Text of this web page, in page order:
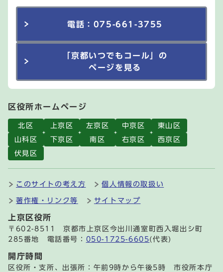
電話：075-661-3755
「京都いつでもコール」の
ページを見る
区役所ホームページ
北区 上京区 左京区 中京区
東山区
山科区
下京区 南区 右京区
西京区
伏見区
このサイトの考え方 個人情報の取扱い
著作権・リンク等 サイトマップ
上京区役所
〒602-8511 京都市上京区今出川通室町西入堀出シ町
285番地 電話番号： 050-1725-6605(代表)
開庁時間
区役所・支所、出張所：午前9時から午後5時 市役所本庁